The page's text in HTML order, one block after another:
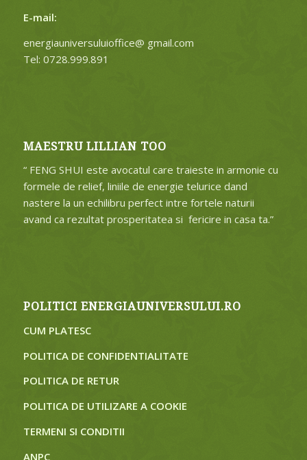
E-mail:
energiauniversuluioffice@ gmail.com
Tel: 0728.999.891
MAESTRU LILLIAN TOO
“ FENG SHUI este avocatul care traieste in armonie cu
formele de relief, liniile de energie telurice dand
nastere la un echilibru perfect intre fortele naturii
avand ca rezultat prosperitatea si fericire in casa ta.”
POLITICI ENERGIAUNIVERSULUI.RO
CUM PLATESC
POLITICA DE CONFIDENTIALITATE
POLITICA DE RETUR
POLITICA DE UTILIZARE A COOKIE
TERMENI SI CONDITII
ANPC